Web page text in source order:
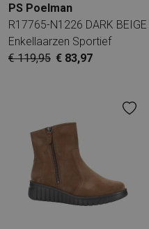
PS Poelman
R17765-N1226 DARK BEIGE
Enkellaarzen Sportief
€ 119,95 € 83,97